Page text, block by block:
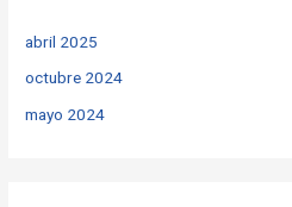
abril 2025
octubre 2024
mayo 2024